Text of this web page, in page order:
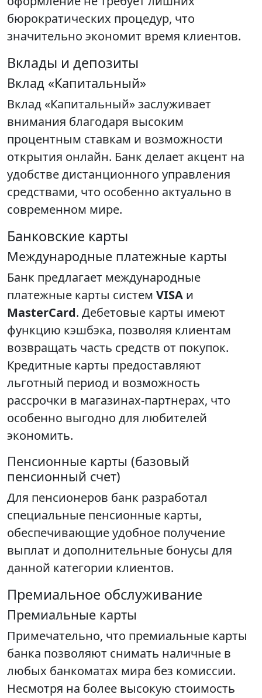
бюрократических процедур, что
значительно экономит время клиентов.
Вклады и депозиты
Вклад «Капитальный»
Вклад «Капитальный» заслуживает
внимания благодаря высоким
процентным ставкам и возможности
открытия онлайн. Банк делает акцент на
удобстве дистанционного управления
средствами, что особенно актуально в
современном мире.
Банковские карты
Международные платежные карты
Банк предлагает международные
платежные карты систем VISA и
MasterCard. Дебетовые карты имеют
функцию кэшбэка, позволяя клиентам
возвращать часть средств от покупок.
Кредитные карты предоставляют
льготный период и возможность
рассрочки в магазинах-партнерах, что
особенно выгодно для любителей
экономить.
Пенсионные карты (базовый
пенсионный счет)
Для пенсионеров банк разработал
специальные пенсионные карты,
обеспечивающие удобное получение
выплат и дополнительные бонусы для
данной категории клиентов.
Премиальное обслуживание
Премиальные карты
Примечательно, что премиальные карты
банка позволяют снимать наличные в
любых банкоматах мира без комиссии.
Несмотря на более высокую стоимость